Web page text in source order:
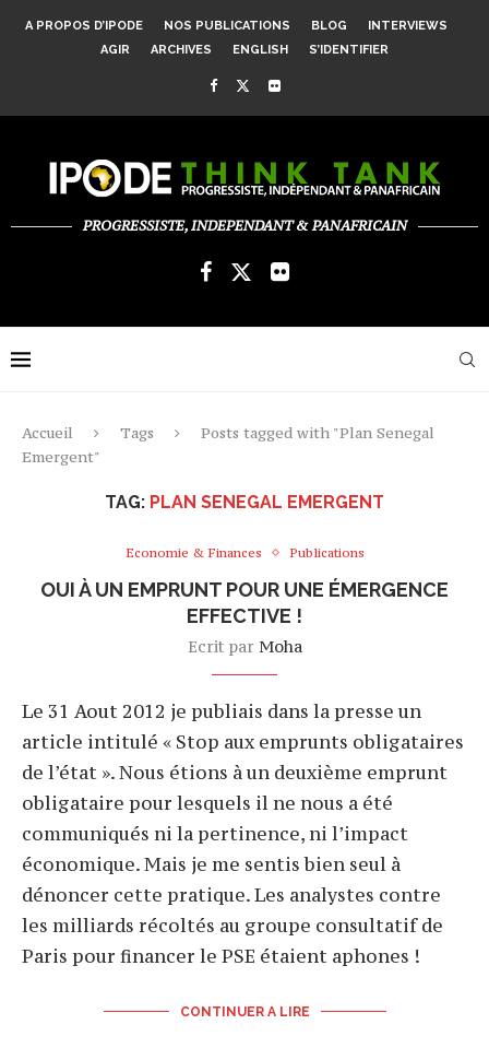
A PROPOS D’IPODE NOS PUBLICATIONS BLOG
INTERVIEWS
AGIR
ARCHIVES ENGLISH S’IDENTIFIER
PROGRESSISTE, INDEPENDANT & PANAFRICAIN
Accueil Tags
Posts tagged with "Plan Senegal
Emergent"
TAG: PLAN SENEGAL EMERGENT
Economie & Finances Publications
OUI À UN EMPRUNT POUR UNE ÉMERGENCE
EFFECTIVE !
Ecrit par Moha
Le 31 Aout 2012 je publiais dans la presse un
article intitulé « Stop aux emprunts obligataires
de l’état ». Nous étions à un deuxième emprunt
obligataire pour lesquels il ne nous a été
communiqués ni la pertinence, ni l’impact
économique. Mais je me sentis bien seul à
dénoncer cette pratique. Les analystes contre
les milliards récoltés au groupe consultatif de
Paris pour financer le PSE étaient aphones !
CONTINUER A LIRE